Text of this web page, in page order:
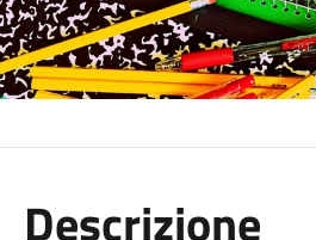
Descrizione